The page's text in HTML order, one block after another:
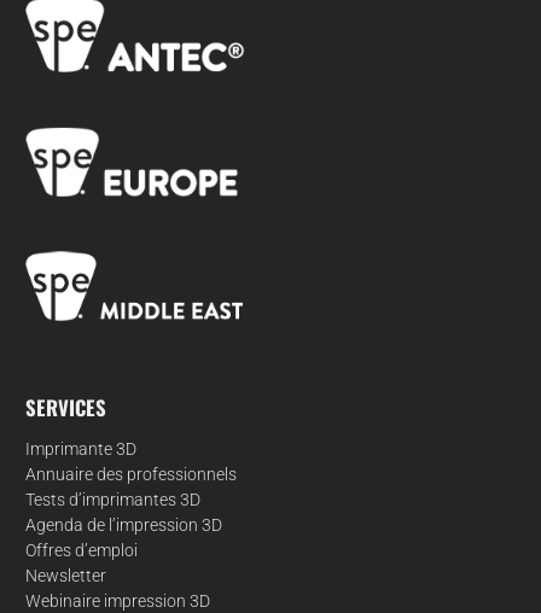
SERVICES
Imprimante 3D
Annuaire des professionnels
Tests d’imprimantes 3D
Agenda de l’impression 3D
Offres d’emploi
Newsletter
Webinaire impression 3D